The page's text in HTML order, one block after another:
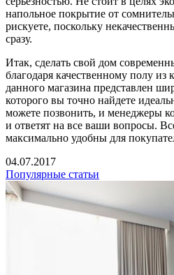
напольное покрытие от
рискуете, поскольку
сразу.
Итак, сделать свой дом
благодаря качественному полу из
данного магазина представлен
которого вы точно найдете
можете позвонить, и менеджеры
и ответят на все ваши вопросы.
максимально удобны для
04.07.2017
Популярные статьи